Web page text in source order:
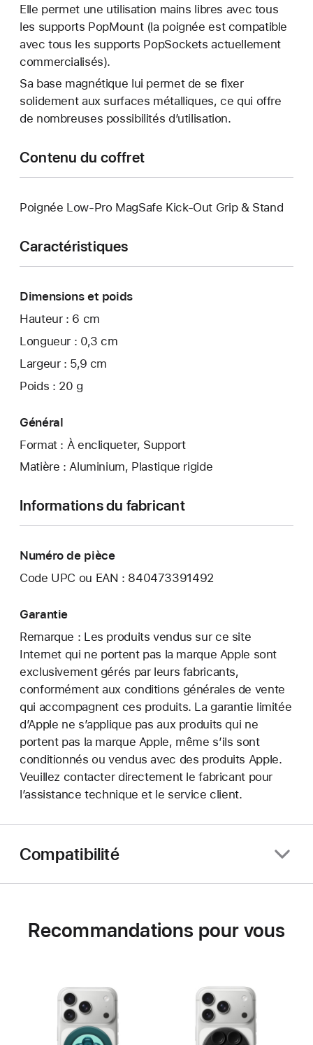
Elle permet une utilisation mains libres avec tous
les supports PopMount (la poignée est compatible
avec tous les supports PopSockets actuellement
commercialisés).
Sa base magnétique lui permet de se fixer
solidement aux surfaces métalliques, ce qui offre
de nombreuses possibilités d’utilisation.
Contenu du coffret
Poignée Low-Pro MagSafe Kick-Out Grip & Stand
Caractéristiques
Dimensions et poids
Hauteur : 6 cm
Longueur : 0,3 cm
Largeur : 5,9 cm
Poids : 20 g
Général
Format : À encliqueter, Support
Matière : Aluminium, Plastique rigide
Informations du fabricant
Numéro de pièce
Code UPC ou EAN : 840473391492
Garantie
Remarque : Les produits vendus sur ce site
Internet qui ne portent pas la marque Apple sont
exclusivement gérés par leurs fabricants,
conformément aux conditions générales de vente
qui accompagnent ces produits. La garantie limitée
d’Apple ne s’applique pas aux produits qui ne
portent pas la marque Apple, même s’ils sont
conditionnés ou vendus avec des produits Apple.
Veuillez contacter directement le fabricant pour
l’assistance technique et le service client.
Compatibilité
Recommandations pour vous